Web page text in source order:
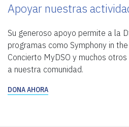
Apoyar nuestras
Su generoso apoyo permite a la
programas como Symphony in
Concierto MyDSO y muchos
a nuestra comunidad.
DONA AHORA